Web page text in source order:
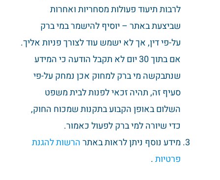
לרבות תיעוד פעולות מסחריות ואחרות
שביצעת באתר – יוסיף להישמר במי ברק
על-פי דין, אך לא ישמש עוד לצורך פניות אליך.
אם בתוך 30 יום לא תקבל הודעה כי המידע
שנתבקשה מי ברק למחוק אכן נמחק על-פי
סעיף זה, תהיה זכאי לפנות לבית משפט
השלום באופן הקבוע בתקנות שמכוח החוק,
כדי שיורה למי ברק לפעול כאמור.
מידע נוסף ניתן לראות באתרהרשות להגנת
פרטיות.